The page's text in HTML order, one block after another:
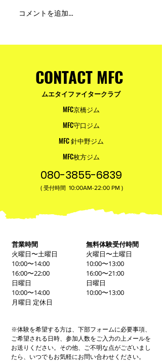
MFC DREAM FIGHT 24にご
皆様へ
コメントを追加…
CONTACT MFC
ムエタイファイタークラブ
MFC京橋ジム
MFC守口ジム
MFC 針中野ジム
MFC枚方ジム
080-3855-6839
( 受付時間 10:00AM-22:00​ PM )
営業時間
火曜日〜土曜日
10:00〜14:00
16:00〜22:00
日曜日
10:00〜14:00
月曜日 定休日
無料体験受付時間
火曜日〜土曜日
10:00〜13:00
16:00〜21:00
日曜日
10:00〜13:00
※体験を希望する方は、下部フォームに必要事項、
ご希望される日時、参加人数をご入力の上メールを
お送りください。その他、ご不明な点がございまし
たら、いつでもお気軽にお問い合わせください。